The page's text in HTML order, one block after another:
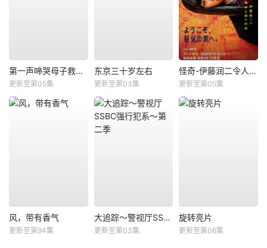
第一声啼哭母子救命急救班
更新至第05集
东京三十岁左右
更新至第03集
怪奇-伊藤润二令人彻夜难眠的奇异故事－
更新至第05集
风，带有香气
更新至第94集
大追踪〜警视厅SSBC强行犯系〜第二季
更新至第03集
旋转亮片
更新至第06集